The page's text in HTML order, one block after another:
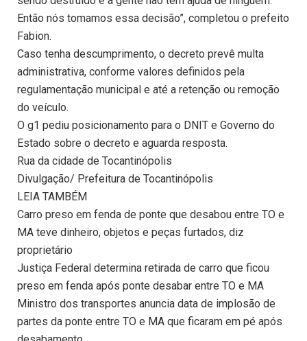
Então nós tomamos essa decisão”, completou o prefeito
Fabion.
Caso tenha descumprimento, o decreto prevê multa
administrativa, conforme valores definidos pela
regulamentação municipal e até a retenção ou remoção
do veículo.
O g1 pediu posicionamento para o DNIT e Governo do
Estado sobre o decreto e aguarda resposta.
Rua da cidade de Tocantinópolis
Divulgação/ Prefeitura de Tocantinópolis
LEIA TAMBÉM
Carro preso em fenda de ponte que desabou entre TO e
MA teve dinheiro, objetos e peças furtados, diz
proprietário
Justiça Federal determina retirada de carro que ficou
preso em fenda após ponte desabar entre TO e MA
Ministro dos transportes anuncia data de implosão de
partes da ponte entre TO e MA que ficaram em pé após